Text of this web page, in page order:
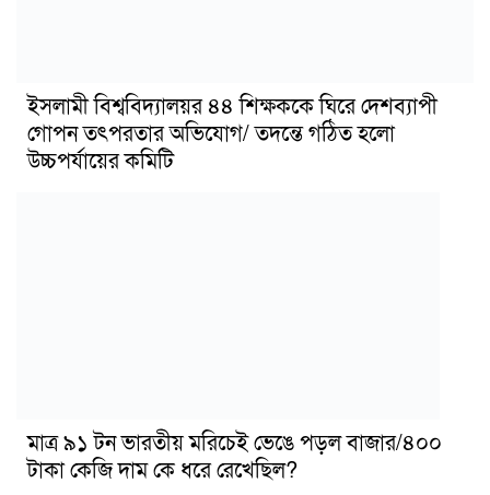
ইসলামী বিশ্ববিদ্যালয়র ৪৪ শিক্ষককে ঘিরে দেশব্যাপী
গোপন তৎপরতার অভিযোগ/ তদন্তে গঠিত হলো
উচ্চপর্যায়ের কমিটি
মাত্র ৯১ টন ভারতীয় মরিচেই ভেঙে পড়ল বাজার/৪০০
টাকা কেজি দাম কে ধরে রেখেছিল?